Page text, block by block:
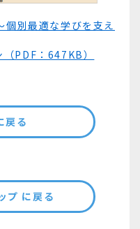
別最適な学びを支え
（PDF：647KB）
戻る
に戻る